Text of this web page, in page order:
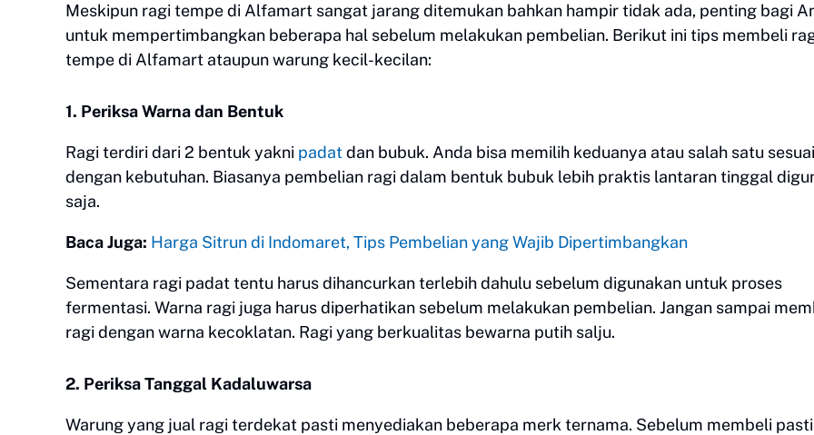
Meskipun ragi tempe di Alfamart sangat jarang ditemukan bahkan hampir tidak ada, penting bagi
untuk mempertimbangkan beberapa hal sebelum melakukan pembelian. Berikut ini tips membeli
tempe di Alfamart ataupun warung kecil-kecilan:
1. Periksa Warna dan Bentuk
Ragi terdiri dari 2 bentuk yakni padatdan bubuk. Anda bisa memilih keduanya atau salah satu sesuai
dengan kebutuhan. Biasanya pembelian ragi dalam bentuk bubuk lebih praktis lantaran tinggal
saja.
Baca Juga: Harga Sitrun di Indomaret, Tips Pembelian yang Wajib Dipertimbangkan
Sementara ragi padat tentu harus dihancurkan terlebih dahulu sebelum digunakan untuk proses
fermentasi. Warna ragi juga harus diperhatikan sebelum melakukan pembelian. Jangan sampai
ragi dengan warna kecoklatan. Ragi yang berkualitas bewarna putih salju.
2. Periksa Tanggal Kadaluwarsa
Warung yang jual ragi terdekat pasti menyediakan beberapa merk ternama. Sebelum membeli